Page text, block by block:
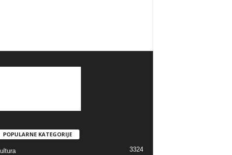
POPULARNE KATEGORIJE
3324